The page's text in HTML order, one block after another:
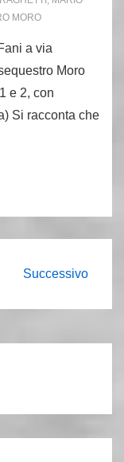
MORO
a via
Moro
e 2, con
Si racconta che
Successivo